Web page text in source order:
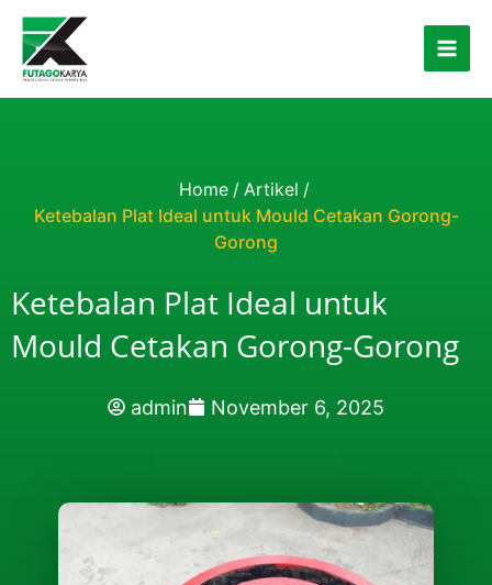
Skip to content
Home / Artikel /
Ketebalan Plat Ideal untuk Mould Cetakan Gorong-
Gorong
Ketebalan Plat Ideal untuk
Mould Cetakan Gorong-Gorong
admin November 6, 2025